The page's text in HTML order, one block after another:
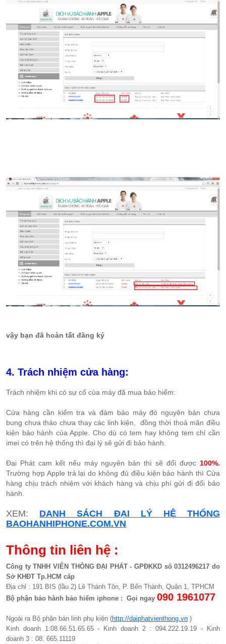
vậy bạn đã hoàn tất đăng ký
4. Trách nhiệm cửa hàng:
Trách nhiệm khi có sự cố của máy đã mua bảo hiểm:
Cửa hàng cần kiểm tra và đảm bảo máy đó nguyên bản chưa
bung chưa tháo chưa thay các linh kiện, đồng thời thoả mãn điều
kiện bảo hành của Apple. Cho dù có tem hay không tem chỉ cần
imei có trên hệ thống thì đại lý sẽ gửi đi bảo hành.
Đại Phát cam kết nếu máy nguyên bản thì sẽ đổi được 100%.
Trường hợp Apple trả lại do không đủ điều kiện bảo hành thì Cửa
hàng chịu trách nhiệm với khách hàng và chịu phí gửi đi đổi bảo
hành.
XEM: DANH SÁCH ĐẠI LÝ HỆ THỐNG
BAOHANHIPHONE.COM.VN
Thông tin liên hệ :
Công ty TNHH VIỄN THÔNG ĐẠI PHÁT - GPĐKKD số 0312496217 do
Sở KHĐT Tp.HCM cấp
Địa chỉ : 191 BIS (lầu 2) Lê Thánh Tôn, P. Bến Thành, Quận 1, TPHCM
Bộ phận bảo hành bảo hiểm iphone : Gọi ngay090 1961077​
Ngoài ra Bộ phận bán linh phụ kiện (http://daiphatvienthong.vn )
Kinh doanh 1:08.66.51.65.65 - Kinh doanh 2 : 094.222.19.19 - Kinh
doanh 3 : 08. 665.11119